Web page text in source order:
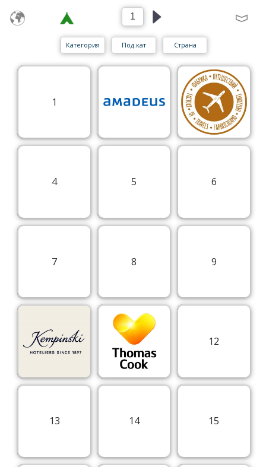
Категория Под.кат Страна
1
4 5 6
7 8 9
12
13 14 15